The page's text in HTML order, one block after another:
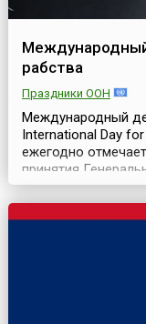
рабства
Праздники ООН
Международный
International Day
ежегодно
принятия
борьбе с
проституции
декабря 1949
со дня его